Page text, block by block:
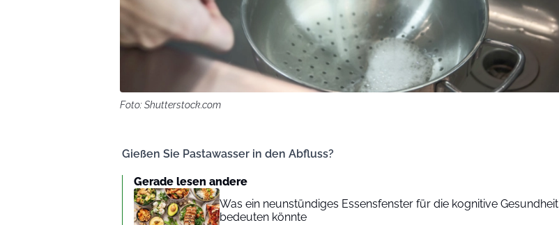
Foto: Shutterstock.com
Gießen Sie Pastawasser in den Abfluss?
Gerade lesen andere
Was ein neunstündiges Essensfenster für die kognitive Gesundheit
bedeuten könnte